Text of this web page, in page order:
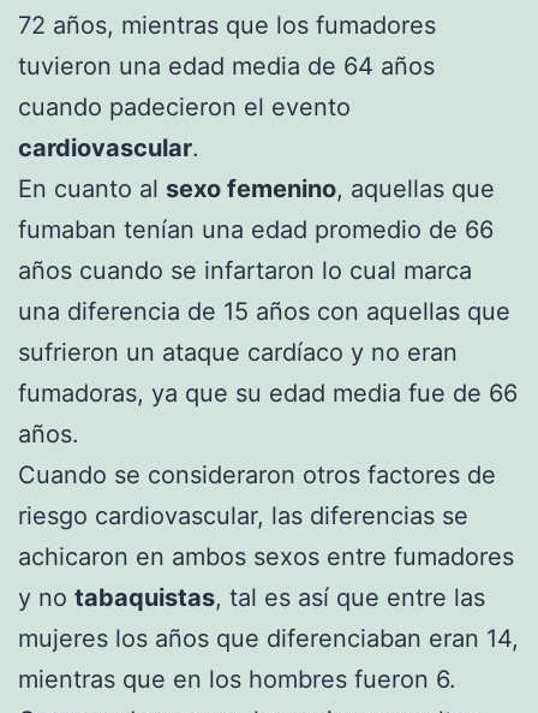
72 años, mientras que los fumadores
tuvieron una edad media de 64 años
cuando padecieron el evento
cardiovascular.
En cuanto al sexo femenino, aquellas que
fumaban tenían una edad promedio de 66
años cuando se infartaron lo cual marca
una diferencia de 15 años con aquellas que
sufrieron un ataque cardíaco y no eran
fumadoras, ya que su edad media fue de 66
años.
Cuando se consideraron otros factores de
riesgo cardiovascular, las diferencias se
achicaron en ambos sexos entre fumadores
y no tabaquistas, tal es así que entre las
mujeres los años que diferenciaban eran 14,
mientras que en los hombres fueron 6.